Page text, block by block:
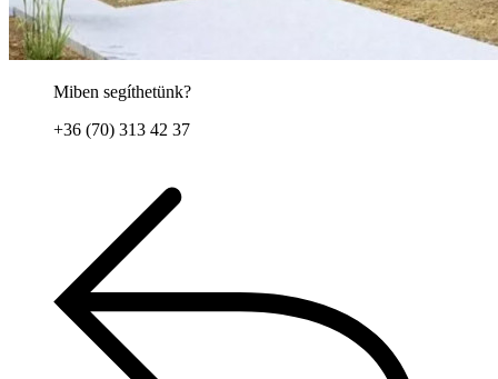
Miben segíthetünk?
+36 (70) 313 42 37